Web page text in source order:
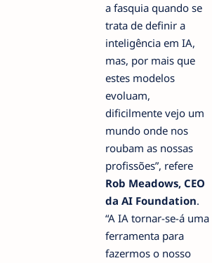
a fasquia quando se
trata de definir a
inteligência em IA,
mas, por mais que
estes modelos
evoluam,
dificilmente vejo um
mundo onde nos
roubam as nossas
profissões”, refere
Rob Meadows, CEO
da AI Foundation.
“A IA tornar-se-á uma
ferramenta para
fazermos o nosso